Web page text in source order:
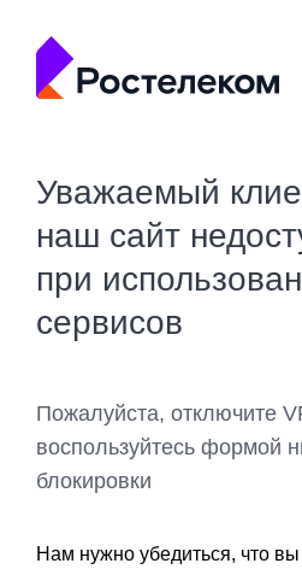
Уважаемый
наш сайт
при
сервисов
Пожалуйста, отключите
воспользуйтесь формой
блокировки
Нам нужно убедиться, что